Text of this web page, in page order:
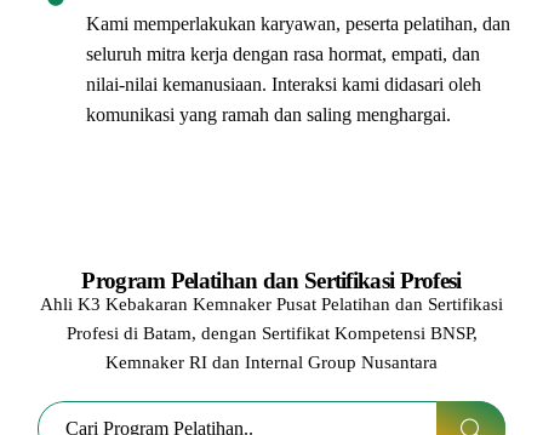
Kami memperlakukan karyawan, peserta pelatihan, dan
seluruh mitra kerja dengan rasa hormat, empati, dan
nilai-nilai kemanusiaan. Interaksi kami didasari oleh
komunikasi yang ramah dan saling menghargai.
Program Pelatihan dan Sertifikasi Profesi
Ahli K3 Kebakaran Kemnaker Pusat Pelatihan dan Sertifikasi
Profesi di Batam, dengan Sertifikat Kompetensi BNSP,
Kemnaker RI dan Internal Group Nusantara